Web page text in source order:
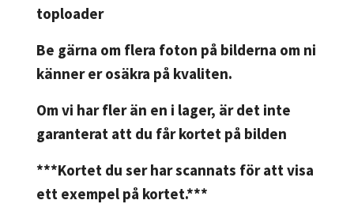
toploader
Be gärna om flera foton på bilderna om ni
känner er osäkra på kvaliten.
Om vi har fler än en i lager, är det inte
garanterat att du får kortet på bilden
***Kortet du ser har scannats för att visa
ett exempel på kortet.***